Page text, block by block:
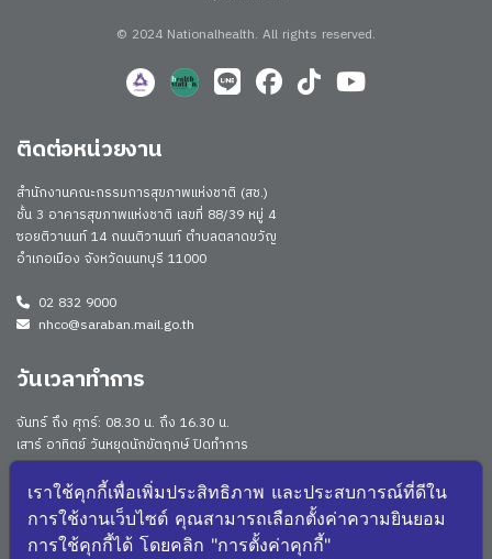
© 2024 Nationalhealth. All rights reserved.
ติดต่อหน่วยงาน
สำนักงานคณะกรรมการสุขภาพแห่งชาติ (สช.)
ชั้น 3 อาคารสุขภาพแห่งชาติ เลขที่ 88/39 หมู่ 4
ซอยติวานนท์ 14 ถนนติวานนท์ ตำบลตลาดขวัญ
อำเภอเมือง จังหวัดนนทบุรี 11000
02 832 9000
nhco@saraban.mail.go.th
วันเวลาทำการ
จันทร์ ถึง ศุกร์: 08.30 น. ถึง 16.30 น.
เสาร์ อาทิตย์ วันหยุดนักขัตฤกษ์ ปิดทำการ
Work From Anywhere (WFA)/ Work From Home (WFH)
ดูประกาศนโยบาย
จำนวนผู้เยี่ยมชม: 170815
เราใช้คุกกี้เพื่อเพิ่มประสิทธิภาพ และประสบการณ์ที่ดีใน
การใช้งานเว็บไซต์ คุณสามารถเลือกตั้งค่าความยินยอม
การใช้คุกกี้ได้ โดยคลิก "การตั้งค่าคุกกี้"